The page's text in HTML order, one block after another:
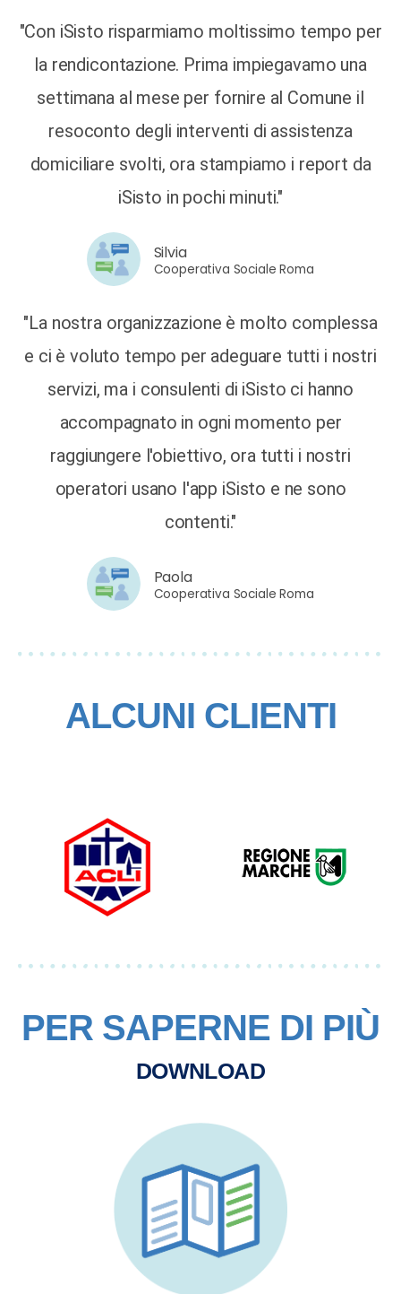
"Con iSisto risparmiamo moltissimo tempo per
la rendicontazione. Prima impiegavamo una
settimana al mese per fornire al Comune il
resoconto degli interventi di assistenza
domiciliare svolti, ora stampiamo i report da
iSisto in pochi minuti."
Silvia
Cooperativa Sociale Roma
"La nostra organizzazione è molto complessa
e ci è voluto tempo per adeguare tutti i nostri
servizi, ma i consulenti di iSisto ci hanno
accompagnato in ogni momento per
raggiungere l'obiettivo, ora tutti i nostri
operatori usano l'app iSisto e ne sono
contenti."
Paola
Cooperativa Sociale Roma
ALCUNI CLIENTI
PER SAPERNE DI PIÙ
DOWNLOAD